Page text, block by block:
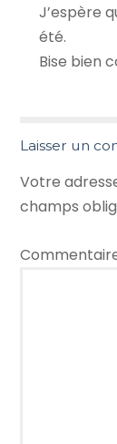
J’espère
été.
Bise bien
Laisser un
Votre
champs